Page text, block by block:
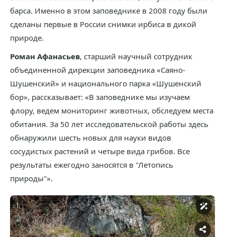
барса. Именно в этом заповеднике в 2008 году были
сделаны первые в России снимки ирбиса в дикой
природе.
Роман Афанасьев, старший научный сотрудник
объединенной дирекции заповедника «Саяно-
Шушенский» и национального парка «Шушенский
бор», рассказывает: «В заповеднике мы изучаем
флору, ведем мониторинг животных, обследуем места
обитания. За 50 лет исследовательской работы здесь
обнаружили шесть новых для науки видов
сосудистых растений и четыре вида грибов. Все
результаты ежегодно заносятся в "Летопись
природы"».